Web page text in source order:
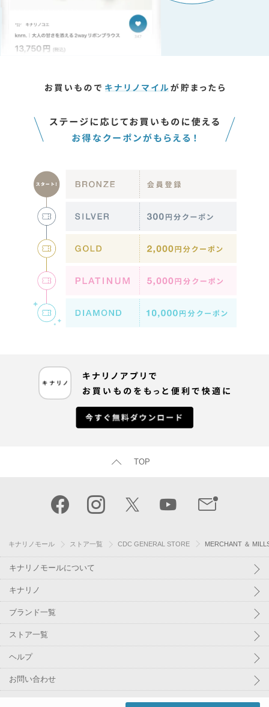
TOP
キナリノモール ストア一覧 CDC GENERAL STORE MERCHANT ＆
キナリノモールについて
キナリノ
ブランド一覧
ストア一覧
ヘルプ
お問い合わせ